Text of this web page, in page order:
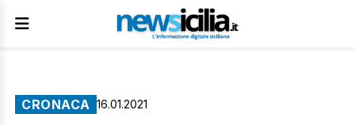
CRONACA 16.01.2021